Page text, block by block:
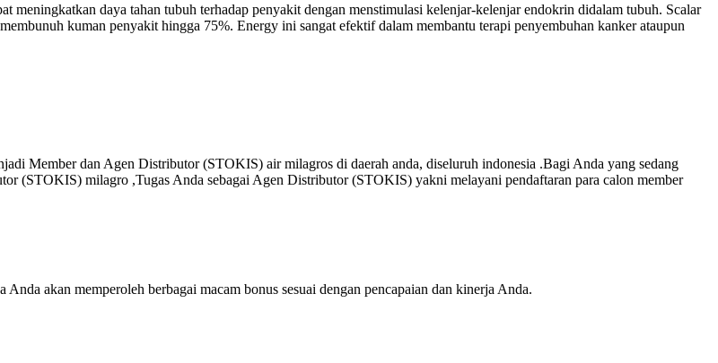
meningkatkan daya tahan tubuh terhadap penyakit dengan menstimulasi kelenjar-kelenjar endokrin didalam tubuh. Scalar
kuman penyakit hingga 75%. Energy ini sangat efektif dalam membantu terapi penyembuhan kanker ataupun
Member dan Agen Distributor (STOKIS) air milagros di daerah anda, diseluruh indonesia .Bagi Anda yang sedang
(STOKIS) milagro ,Tugas Anda sebagai Agen Distributor (STOKIS) yakni melayani pendaftaran para calon member
akan memperoleh berbagai macam bonus sesuai dengan pencapaian dan kinerja Anda.